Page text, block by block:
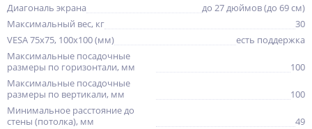
Диагональ экрана
до 27 дюймов (до 69 см)
Максимальный вес, кг
30
VESA 75x75, 100x100 (мм)
есть поддержка
Максимальные посадочные
размеры по горизонтали, мм
100
Максимальные посадочные
размеры по вертикали, мм
100
Минимальное расстояние до
стены (потолка), мм
49